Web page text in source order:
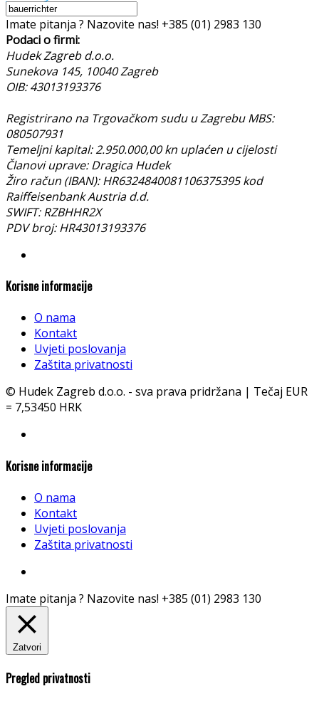
Imate pitanja ? Nazovite nas! +385 (01) 2983 130
Podaci o firmi:
Hudek Zagreb d.o.o.
Sunekova 145, 10040 Zagreb
OIB: 43013193376
Registrirano na Trgovačkom sudu u Zagrebu MBS:
080507931
Temeljni kapital: 2.950.000,00 kn uplaćen u cijelosti
Članovi uprave: Dragica Hudek
Žiro račun (IBAN): HR6324840081106375395 kod
Raiffeisenbank Austria d.d.
SWIFT: RZBHHR2X
PDV broj: HR43013193376
Korisne informacije
O nama
Kontakt
Uvjeti poslovanja
Zaštita privatnosti
© Hudek Zagreb d.o.o. - sva prava pridržana | Tečaj EUR
= 7,53450 HRK
Korisne informacije
O nama
Kontakt
Uvjeti poslovanja
Zaštita privatnosti
Imate pitanja ? Nazovite nas! +385 (01) 2983 130
Zatvori
Pregled privatnosti